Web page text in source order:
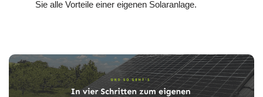
Sie alle Vorteile einer eigenen Solaranlage.